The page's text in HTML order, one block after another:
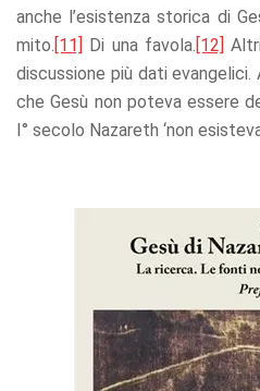
anche l’esistenza storica di
mito. [11] Di una favola. [12]
discussione più dati
che Gesù non poteva essere
I° secolo Nazareth ‘non